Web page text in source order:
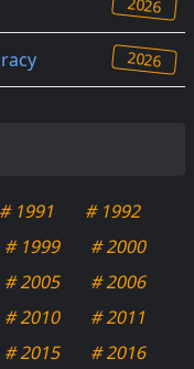
2026
# 1991
# 1992
# 1999
# 2000
# 2005
# 2006
# 2010
# 2011
# 2015
# 2016